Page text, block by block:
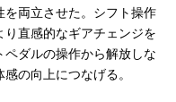
を両立させた。シフト操作
直感的なギアチェンジを
ダルの操作から解放しな
の向上につなげる。